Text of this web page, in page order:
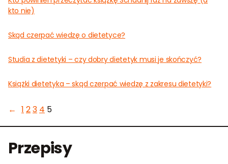
kto nie)
Skąd czerpać wiedzę o dietetyce?
Studia z dietetyki – czy dobry dietetyk musi je skończyć?
Książki dietetyka – skąd czerpać wiedzę z zakresu dietetyki?
← 1 23 4 5
Przepisy